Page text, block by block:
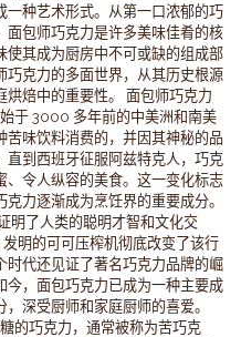
一种艺术形式。从第一口浓郁的巧
面包师巧克力是许多美味佳肴的核
使其成为厨房中不可或缺的组成部
克力的多面世界，从其历史根源
焙中的重要性。 面包师巧克力
于 3000 多年前的中美洲和南美
苦味饮料消费的，并因其神秘的品
直到西班牙征服阿兹特克人，巧克
、令人纵容的美食。这一变化标志
力逐渐成为烹饪界的重要成分。
明了人类的聪明才智和文化交
明的可可压榨机彻底改变了该行
时代还见证了著名巧克力品牌的崛
今，面包巧克力已成为一种主要成
深受厨师和家庭厨师的喜爱。
的巧克力，通常被称为苦巧克